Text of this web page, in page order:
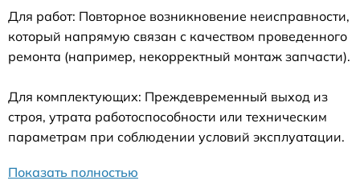
Для работ: Повторное возникновение неисправности,
который напрямую связан с качеством проведенного
ремонта (например, некорректный монтаж запчасти).
Для комплектующих: Преждевременный выход из
строя, утрата работоспособности или техническим
параметрам при соблюдении условий эксплуатации.
Показать полностью